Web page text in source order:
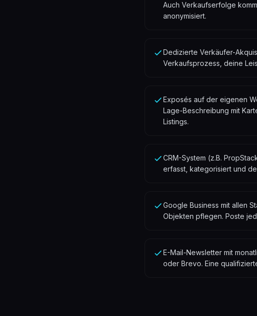
Auch Verkaufserfolge
anonymisiert.
Dedizierte Verkäufer-
Verkaufsprozess, deine
Exposés auf der eigenen
Lage-Beschreibung mit
Listings.
CRM-System (z.B.
erfasst, kategorisiert und
Google Business mit allen
Objekten pflegen. Poste
E-Mail-Newsletter mit
oder Brevo. Eine